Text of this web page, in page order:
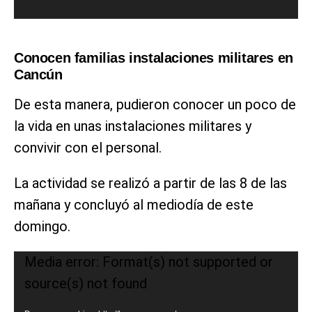
t
r
d
v
í
d
o
Conocen familias instalaciones militares en
Cancún
De esta manera, pudieron conocer un poco de
la vida en unas instalaciones militares y
convivir con el personal.
La actividad se realizó a partir de las 8 de las
mañana y concluyó al mediodía de este
domingo.
Media error: Format(s) not supported or
source(s) not found